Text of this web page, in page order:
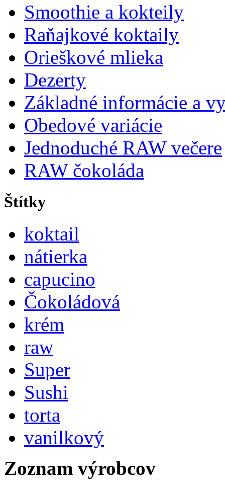
Smoothie a kokteily
Raňajkové koktaily
Orieškové mlieka
Dezerty
Základné informácie a
Obedové variácie
Jednoduché RAW večere
RAW čokoláda
Štítky
koktail
nátierka
capucino
Čokoládová
krém
raw
Super
Sushi
torta
vanilkový
Zoznam výrobcov